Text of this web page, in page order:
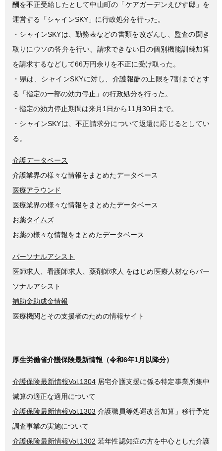
酬を不正受給したとして中山町の「ケアガーデンえびす邸」を
運営する「シャインSKY」に行政処分を行った。
・シャインSKYは、勤務表などの書類を改ざんし、監査の聞き
取りにウソの答弁を行い、請求できない日の個別機能訓練加算
を請求するなどして66万円余りを不正に受け取った。
・県は、シャインSKYに対し、介護報酬の上限を7割までとす
る「指定の一部の効力停止」の行政処分を行った。
・指定の効力停止期間は来月1日から11月30日まで。
・シャインSKYは、不正請求分について返還に応じるとしてい
る。
介護データベース
介護業界の様々な情報をまとめたデータベース
医療アラウンド
医療業界の様々な情報をまとめたデータベース
お薬タイムズ
お薬の様々な情報をまとめたデータベース
パーソナルアシスト
医師求人、看護師求人、薬剤師求人 をはじめ医療人材ならパー
ソナルアシスト
補助金助成金情報
医療機関とその支援者のための情報サイト
厚生労働省介護保険最新情報（令和6年1月以降分）
介護保険最新情報Vol.1304 居宅介護支援に係る特定事業所集中
減算の適正な適用について
介護保険最新情報Vol.1303 介護職員等処遇改善加算」移行予定
調査事業の実施について
介護保険最新情報Vol.1302 若年性認知症の方を中心とした介護